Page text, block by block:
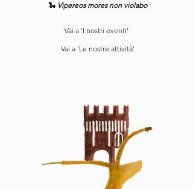
🐍 Vipereos mores non violabo
Vai a 'I nostri eventi'
Vai a 'Le nostre attività'